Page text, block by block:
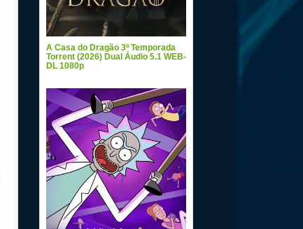
A Casa do Dragão 3ª Temporada
Torrent (2026) Dual Áudio 5.1 WEB-
DL 1080p